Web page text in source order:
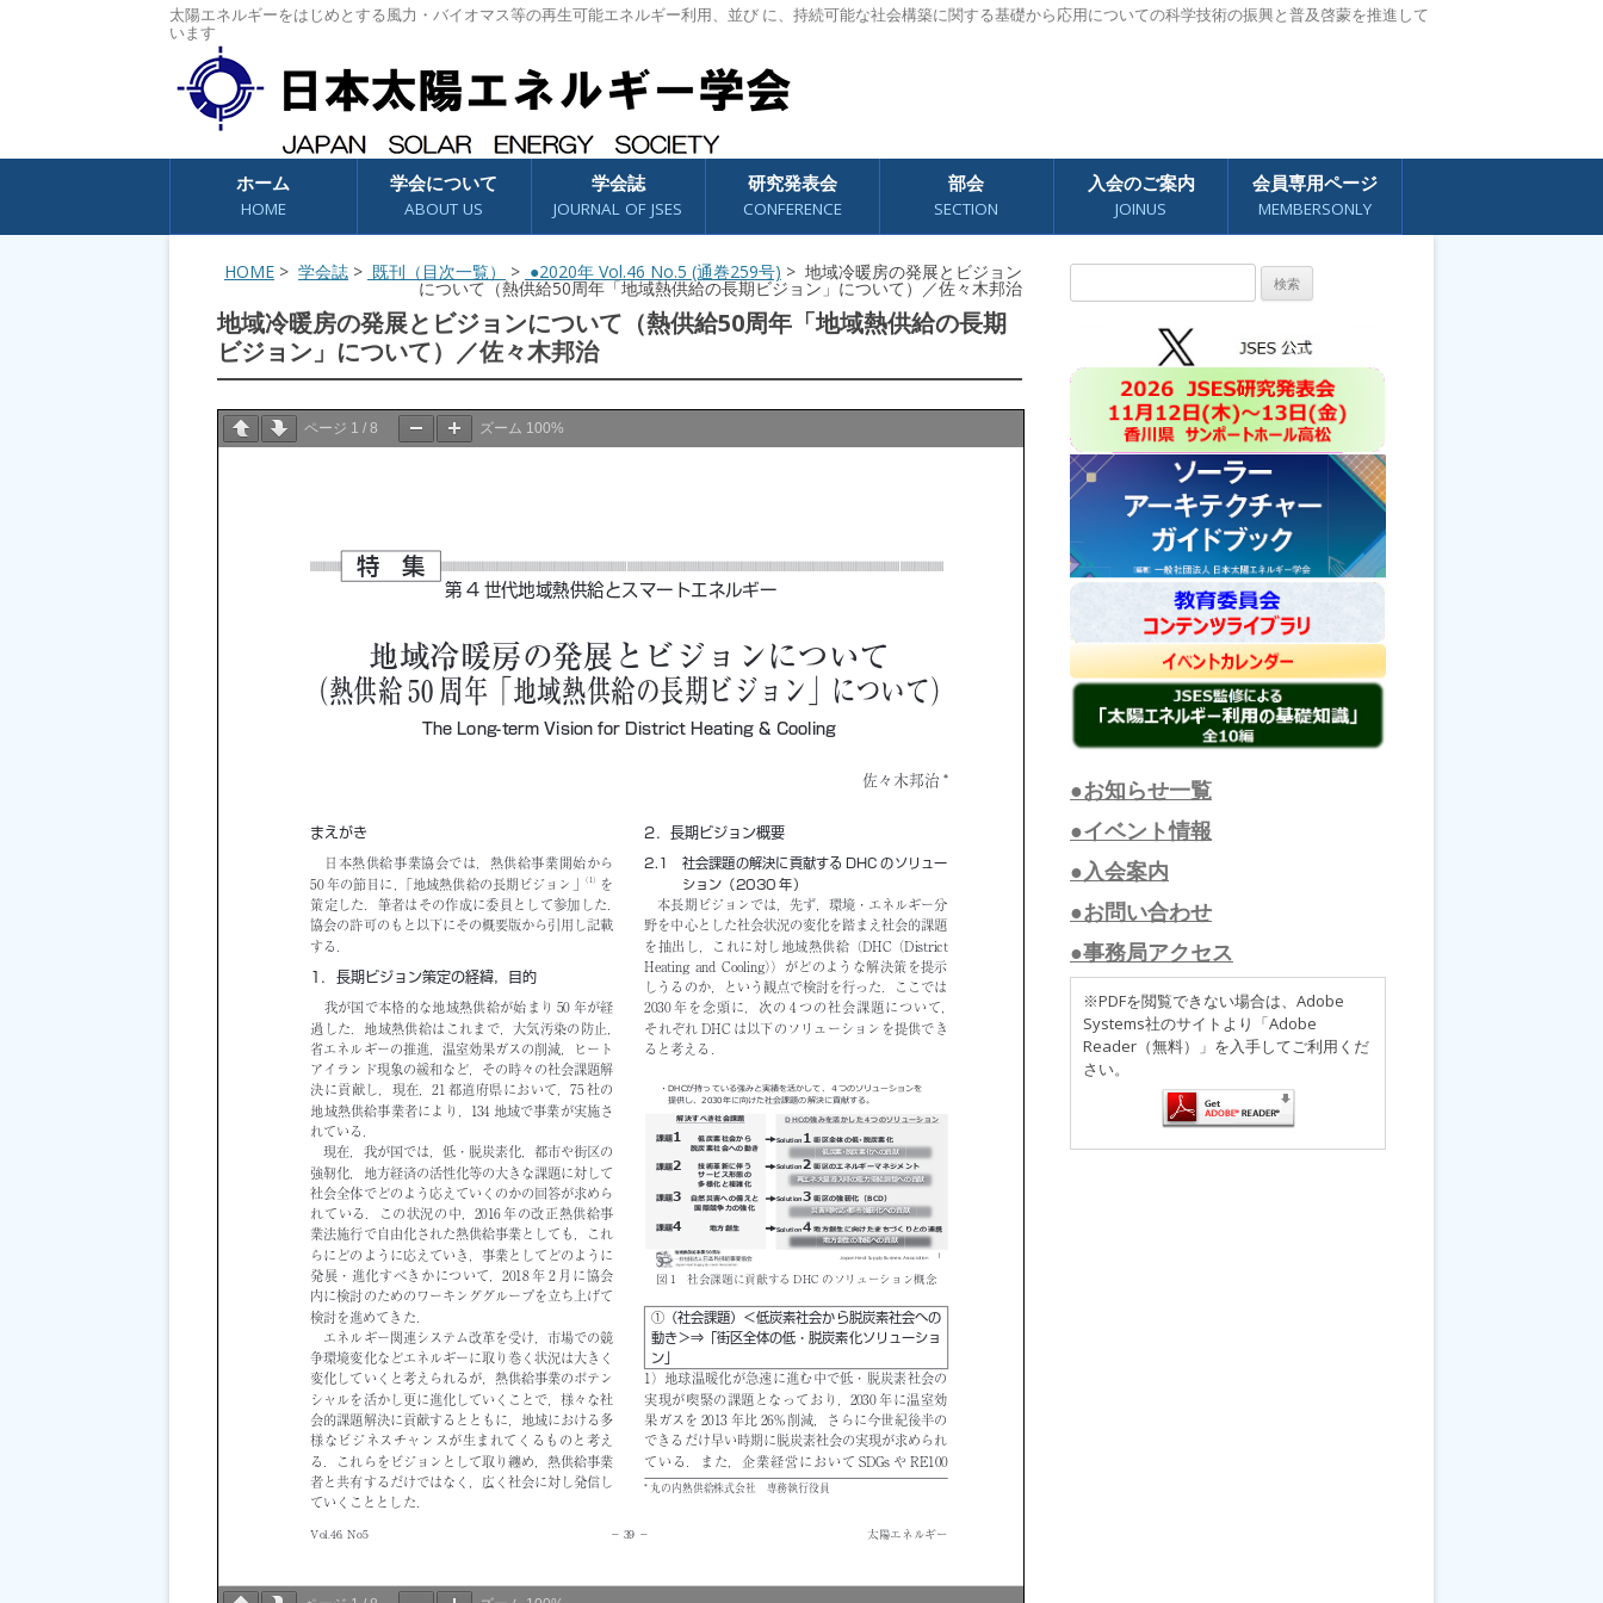
太陽エネルギーをはじめとする風力・バイオマス等の再生可能エネルギー利用、並び に、持続可能な社会構築に関する基礎から応用についての科学技術の振興と普及啓蒙を推進して
います
コンテンツへスキップ
ホーム
HOME
学会について
ABOUT US
学会誌
JOURNAL OF JSES
研究発表会
CONFERENCE
部会
SECTION
入会のご案内
JOINUS
会員専用ページ
MEMBERSONLY
HOME > 学会誌 > 既刊（目次一覧） > ●2020年 Vol.46 No.5 (通巻259号) > 地域冷暖房の発展とビジョン
について（熱供給50周年「地域熱供給の長期ビジョン」について）／佐々木邦治
地域冷暖房の発展とビジョンについて（熱供給50周年「地域熱供給の長期
ビジョン」について）／佐々木邦治
ページ 1 / 8 ズーム 100%
索:
●お知らせ一覧
●イベント情報
●入会案内
●お問い合わせ
●事務局アクセス
※PDFを閲覧できない場合は、Adobe
Systems社のサイトより「Adobe
Reader（無料）」を入手してご利用くだ
さい。